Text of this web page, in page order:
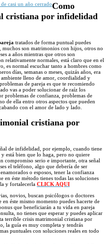
casi un año cerradoComo
cristiana por infidelidad
tratados de forma puntual puedes
son matrimonios con hijos, otros no
a años mientras que otros son
relativamente normales, está claro que en el
es normal escuchar tanto a hombres como
días, semanas o meses, quizás años, era
ambiente lleno de amor, coordialidad y
de pareja es que te recomiendo
vas a poder solucionar de raíz los
problemas de confianza, problemas de
de ella entro otros aspectos que pueden
con el amor de lado y lado.
cristiana por
de infidelidad, por ejemplo, cuando tiene
está bien que lo haga, pero no quiere
compromiso serio e importante, otra señal
el teléfono, algo que debería de ser
o esposos, tener la confianza
en éste método tienes todas las soluciones
y fortalecerla CLICK AQUI
novios, buscan psicólogos o doctores
en éste mismo momento puedes hacerte de
que beneficiarán a tu vida en pareja
no tienes que esperar y puedes aplicar
terrible crisis matrimonial cristiana por
la guía es muy completa y tendrás
puntuales con soluciones reales en todo